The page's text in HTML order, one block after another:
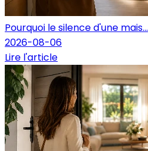
Pourquoi le silence d'une mais...
2026-08-06
Lire l'article